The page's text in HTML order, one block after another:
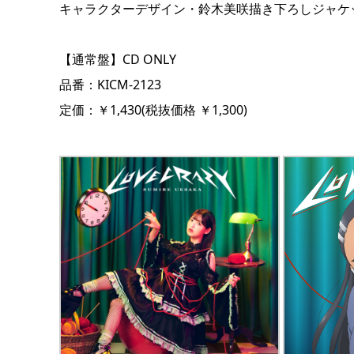
キャラクターデザイン・鈴木美咲描き下ろしジャケ
【通常盤】CD ONLY
品番：KICM-2123
定価：￥1,430(税抜価格 ￥1,300)